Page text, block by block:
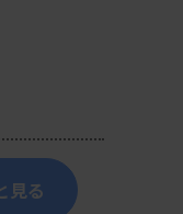
見る